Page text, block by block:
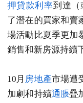
押貸款利率到達（
了潛在的買家和賣
場活動比夏季更加
銷售和新房源持續
10月 房地產市場遭
加劇和持續通脹疊